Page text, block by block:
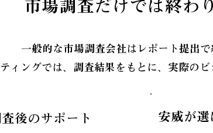
市場調査だけでは終わ
一般的な市場調査会社はレポート提出で
ィングでは、調査結果をもとに、実際のビ
後のサポート 安威が選